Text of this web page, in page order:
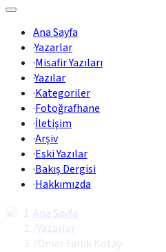
Ana Sayfa
·Yazarlar
·Misafir Yazıları
·Yazılar
·Kategoriler
·Fotoğrafhane
·İletişim
·Arşiv
·Eski Yazılar
·Bakış Dergisi
·Hakkımızda
Ana Sayfa
Yazarlar
Ömer Faruk Kotay